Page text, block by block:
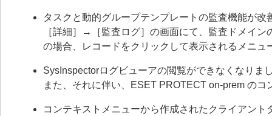
タスクと動的グループテンプレートの監査機能が改
［詳細］→［監査ログ］の画面にて、監査ドメイ
の場合、レコードをクリックして表示されるメニ
SysInspectorログビューアの閲覧ができなくなりま
また、それに伴い、ESET PROTECT on-prem の
コンテキストメニューから作成されたクライアン